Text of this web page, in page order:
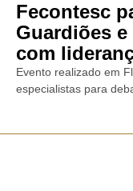
Fecontesc
Guardiões
com
Evento realizado em
especialistas para